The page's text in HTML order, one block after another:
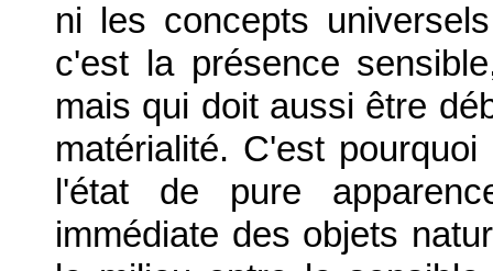
ni les concepts
c'est la présence
mais qui doit aussi être
matérialité. C'est
l'état de pure
immédiate des objets